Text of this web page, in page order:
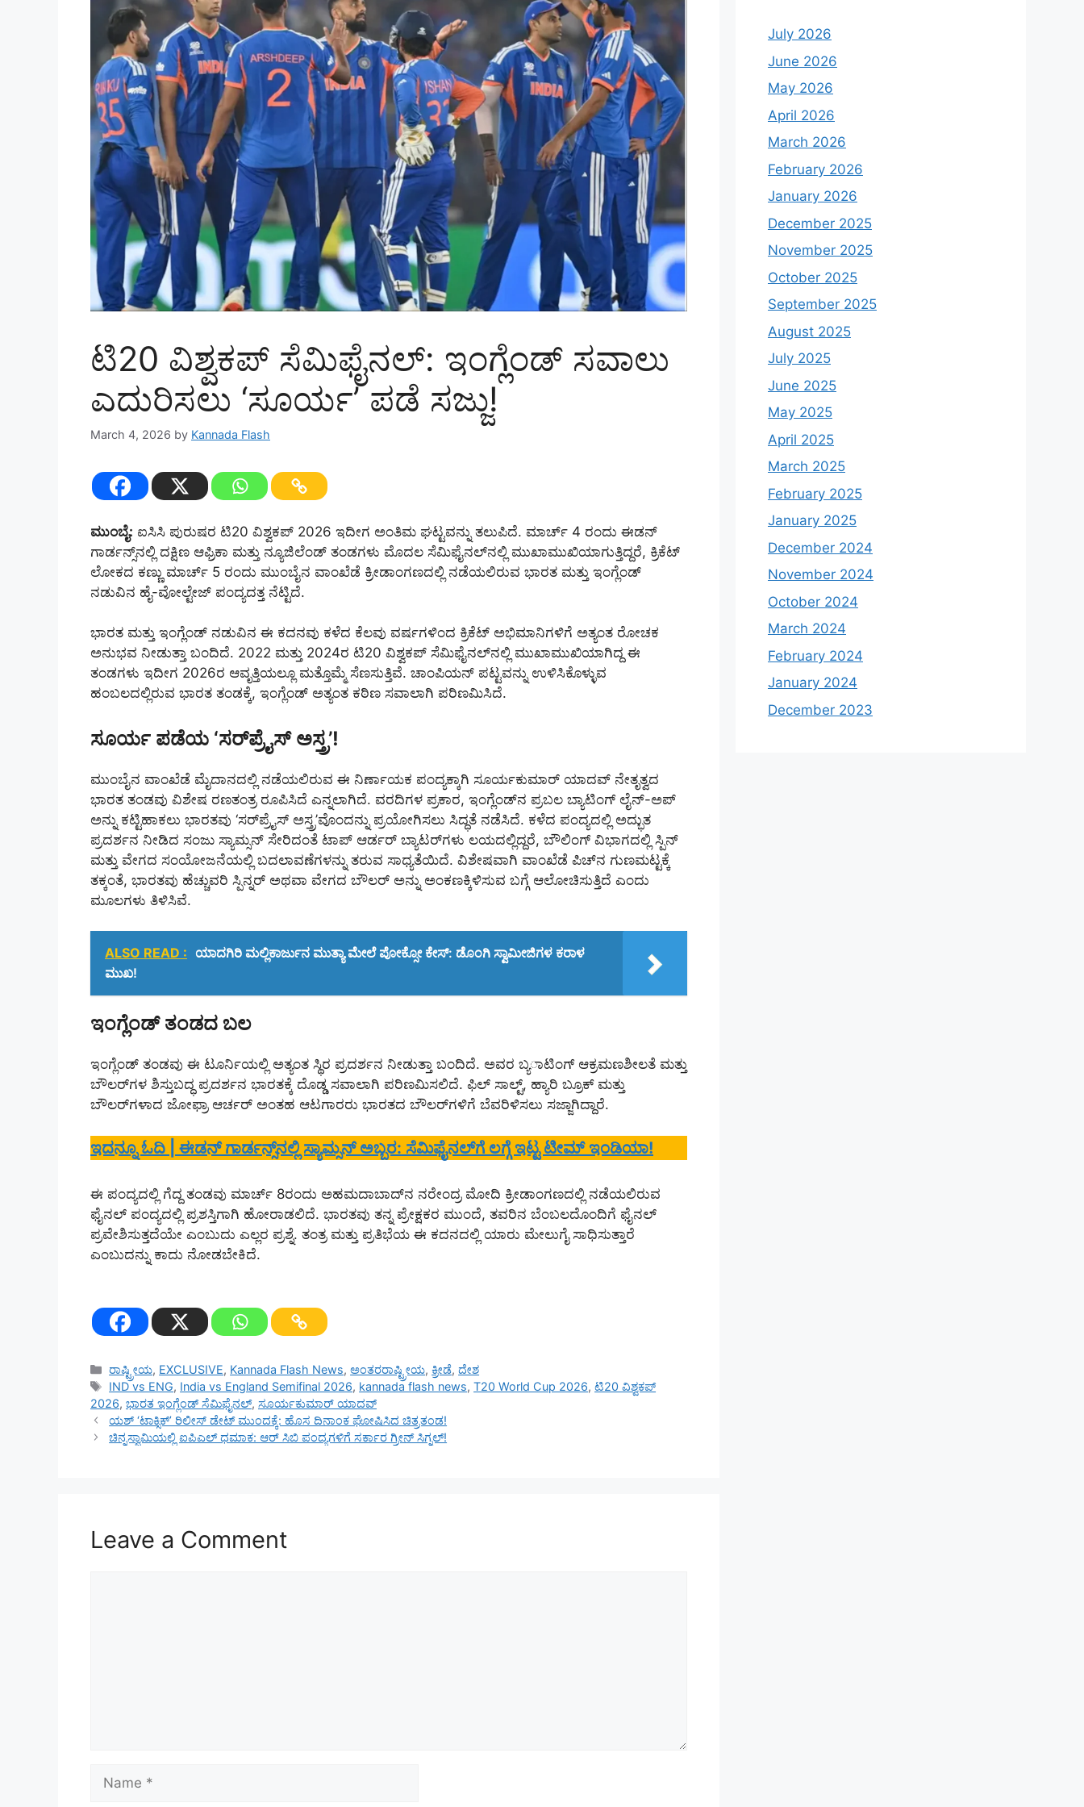
ಟಿ20 ವಿಶ್ವಕಪ್ ಸೆಮಿಫೈನಲ್: ಇಂಗ್ಲೆಂಡ್ ಸವಾಲು
ಎದುರಿಸಲು ‘ಸೂರ್ಯ’ ಪಡೆ ಸಜ್ಜು!
March 4, 2026 by Kannada Flash
ಮುಂಬೈ: ಐಸಿಸಿ ಪುರುಷರ ಟಿ20 ವಿಶ್ವಕಪ್ 2026 ಇದೀಗ ಅಂತಿಮ ಘಟ್ಟವನ್ನು ತಲುಪಿದೆ. ಮಾರ್ಚ್ 4 ರಂದು ಈಡನ್
ಗಾರ್ಡನ್ಸ್‌ನಲ್ಲಿ ದಕ್ಷಿಣ ಆಫ್ರಿಕಾ ಮತ್ತು ನ್ಯೂಜಿಲೆಂಡ್ ತಂಡಗಳು ಮೊದಲ ಸೆಮಿಫೈನಲ್‌ನಲ್ಲಿ ಮುಖಾಮುಖಿಯಾಗುತ್ತಿದ್ದರೆ, ಕ್ರಿಕೆಟ್
ಲೋಕದ ಕಣ್ಣು ಮಾರ್ಚ್ 5 ರಂದು ಮುಂಬೈನ ವಾಂಖೆಡೆ ಕ್ರೀಡಾಂಗಣದಲ್ಲಿ ನಡೆಯಲಿರುವ ಭಾರತ ಮತ್ತು ಇಂಗ್ಲೆಂಡ್
ನಡುವಿನ ಹೈ-ವೋಲ್ಟೇಜ್ ಪಂದ್ಯದತ್ತ ನೆಟ್ಟಿದೆ.
ಭಾರತ ಮತ್ತು ಇಂಗ್ಲೆಂಡ್ ನಡುವಿನ ಈ ಕದನವು ಕಳೆದ ಕೆಲವು ವರ್ಷಗಳಿಂದ ಕ್ರಿಕೆಟ್ ಅಭಿಮಾನಿಗಳಿಗೆ ಅತ್ಯಂತ ರೋಚಕ
ಅನುಭವ ನೀಡುತ್ತಾ ಬಂದಿದೆ. 2022 ಮತ್ತು 2024ರ ಟಿ20 ವಿಶ್ವಕಪ್ ಸೆಮಿಫೈನಲ್‌ನಲ್ಲಿ ಮುಖಾಮುಖಿಯಾಗಿದ್ದ ಈ
ತಂಡಗಳು ಇದೀಗ 2026ರ ಆವೃತ್ತಿಯಲ್ಲೂ ಮತ್ತೊಮ್ಮೆ ಸೆಣಸುತ್ತಿವೆ. ಚಾಂಪಿಯನ್ ಪಟ್ಟವನ್ನು ಉಳಿಸಿಕೊಳ್ಳುವ
ಹಂಬಲದಲ್ಲಿರುವ ಭಾರತ ತಂಡಕ್ಕೆ, ಇಂಗ್ಲೆಂಡ್ ಅತ್ಯಂತ ಕಠಿಣ ಸವಾಲಾಗಿ ಪರಿಣಮಿಸಿದೆ.
ಸೂರ್ಯ ಪಡೆಯ ‘ಸರ್‌ಪ್ರೈಸ್ ಅಸ್ತ್ರ’!
ಮುಂಬೈನ ವಾಂಖೆಡೆ ಮೈದಾನದಲ್ಲಿ ನಡೆಯಲಿರುವ ಈ ನಿರ್ಣಾಯಕ ಪಂದ್ಯಕ್ಕಾಗಿ ಸೂರ್ಯಕುಮಾರ್ ಯಾದವ್ ನೇತೃತ್ವದ
ಭಾರತ ತಂಡವು ವಿಶೇಷ ರಣತಂತ್ರ ರೂಪಿಸಿದೆ ಎನ್ನಲಾಗಿದೆ. ವರದಿಗಳ ಪ್ರಕಾರ, ಇಂಗ್ಲೆಂಡ್‌ನ ಪ್ರಬಲ ಬ್ಯಾಟಿಂಗ್ ಲೈನ್-ಅಪ್
ಅನ್ನು ಕಟ್ಟಿಹಾಕಲು ಭಾರತವು ‘ಸರ್‌ಪ್ರೈಸ್ ಅಸ್ತ್ರ’ವೊಂದನ್ನು ಪ್ರಯೋಗಿಸಲು ಸಿದ್ಧತೆ ನಡೆಸಿದೆ. ಕಳೆದ ಪಂದ್ಯದಲ್ಲಿ ಅದ್ಭುತ
ಪ್ರದರ್ಶನ ನೀಡಿದ ಸಂಜು ಸ್ಯಾಮ್ಸನ್ ಸೇರಿದಂತೆ ಟಾಪ್ ಆರ್ಡರ್ ಬ್ಯಾಟರ್‌ಗಳು ಲಯದಲ್ಲಿದ್ದರೆ, ಬೌಲಿಂಗ್ ವಿಭಾಗದಲ್ಲಿ ಸ್ಪಿನ್
ಮತ್ತು ವೇಗದ ಸಂಯೋಜನೆಯಲ್ಲಿ ಬದಲಾವಣೆಗಳನ್ನು ತರುವ ಸಾಧ್ಯತೆಯಿದೆ. ವಿಶೇಷವಾಗಿ ವಾಂಖೆಡೆ ಪಿಚ್‌ನ ಗುಣಮಟ್ಟಕ್ಕೆ
ತಕ್ಕಂತೆ, ಭಾರತವು ಹೆಚ್ಚುವರಿ ಸ್ಪಿನ್ನರ್ ಅಥವಾ ವೇಗದ ಬೌಲರ್ ಅನ್ನು ಅಂಕಣಕ್ಕಿಳಿಸುವ ಬಗ್ಗೆ ಆಲೋಚಿಸುತ್ತಿದೆ ಎಂದು
ಮೂಲಗಳು ತಿಳಿಸಿವೆ.
ALSO READ : ಯಾದಗಿರಿ ಮಲ್ಲಿಕಾರ್ಜುನ ಮುತ್ಯಾ ಮೇಲೆ ಪೋಕ್ಸೋ ಕೇಸ್: ಡೊಂಗಿ ಸ್ವಾಮೀಜಿಗಳ ಕರಾಳ
ಮುಖ!
ಇಂಗ್ಲೆಂಡ್ ತಂಡದ ಬಲ
ಇಂಗ್ಲೆಂಡ್ ತಂಡವು ಈ ಟೂರ್ನಿಯಲ್ಲಿ ಅತ್ಯಂತ ಸ್ಥಿರ ಪ್ರದರ್ಶನ ನೀಡುತ್ತಾ ಬಂದಿದೆ. ಅವರ ಬ್ಯಾಟಿಂಗ್ ಆಕ್ರಮಣಶೀಲತೆ ಮತ್ತು
ಬೌಲರ್‌ಗಳ ಶಿಸ್ತುಬದ್ಧ ಪ್ರದರ್ಶನ ಭಾರತಕ್ಕೆ ದೊಡ್ಡ ಸವಾಲಾಗಿ ಪರಿಣಮಿಸಲಿದೆ. ಫಿಲ್ ಸಾಲ್ಟ್, ಹ್ಯಾರಿ ಬ್ರೂಕ್ ಮತ್ತು
ಬೌಲರ್‌ಗಳಾದ ಜೋಫ್ರಾ ಆರ್ಚರ್ ಅಂತಹ ಆಟಗಾರರು ಭಾರತದ ಬೌಲರ್‌ಗಳಿಗೆ ಬೆವರಿಳಿಸಲು ಸಜ್ಜಾಗಿದ್ದಾರೆ.
ಇದನ್ನೂ ಓದಿ | ಈಡನ್ ಗಾರ್ಡನ್ಸ್‌ನಲ್ಲಿ ಸ್ಯಾಮ್ಸನ್ ಅಬ್ಬರ: ಸೆಮಿಫೈನಲ್‌ಗೆ ಲಗ್ಗೆ ಇಟ್ಟ ಟೀಮ್ ಇಂಡಿಯಾ!
ಈ ಪಂದ್ಯದಲ್ಲಿ ಗೆದ್ದ ತಂಡವು ಮಾರ್ಚ್ 8ರಂದು ಅಹಮದಾಬಾದ್‌ನ ನರೇಂದ್ರ ಮೋದಿ ಕ್ರೀಡಾಂಗಣದಲ್ಲಿ ನಡೆಯಲಿರುವ
ಫೈನಲ್ ಪಂದ್ಯದಲ್ಲಿ ಪ್ರಶಸ್ತಿಗಾಗಿ ಹೋರಾಡಲಿದೆ. ಭಾರತವು ತನ್ನ ಪ್ರೇಕ್ಷಕರ ಮುಂದೆ, ತವರಿನ ಬೆಂಬಲದೊಂದಿಗೆ ಫೈನಲ್
ಪ್ರವೇಶಿಸುತ್ತದೆಯೇ ಎಂಬುದು ಎಲ್ಲರ ಪ್ರಶ್ನೆ. ತಂತ್ರ ಮತ್ತು ಪ್ರತಿಭೆಯ ಈ ಕದನದಲ್ಲಿ ಯಾರು ಮೇಲುಗೈ ಸಾಧಿಸುತ್ತಾರೆ
ಎಂಬುದನ್ನು ಕಾದು ನೋಡಬೇಕಿದೆ.
Categories
ರಾಷ್ಟ್ರೀಯ, EXCLUSIVE, Kannada Flash News,ಅಂತರರಾಷ್ಟ್ರೀಯ,ಕ್ರೀಡೆ,ದೇಶ
Tags
IND vs ENG, India vs England Semifinal 2026, kannada flash news,T20 World Cup 2026,ಟಿ20 ವಿಶ್ವಕಪ್
2026, ಭಾರತ ಇಂಗ್ಲೆಂಡ್ ಸೆಮಿಫೈನಲ್, ಸೂರ್ಯಕುಮಾರ್ ಯಾದವ್
ಯಶ್‌ ‘ಟಾಕ್ಸಿಕ್’ ರಿಲೀಸ್ ಡೇಟ್‌ ಮುಂದಕ್ಕೆ: ಹೊಸ ದಿನಾಂಕ ಘೋಷಿಸಿದ ಚಿತ್ರತಂಡ!
ಚಿನ್ನಸ್ವಾಮಿಯಲ್ಲಿ ಐಪಿಎಲ್ ಧಮಾಕ: ಆರ್ ಸಿಬಿ ಪಂದ್ಯಗಳಿಗೆ ಸರ್ಕಾರ ಗ್ರೀನ್ ಸಿಗ್ನಲ್!
Leave a Comment
July 2026
June 2026
May 2026
April 2026
March 2026
February 2026
January 2026
December 2025
November 2025
October 2025
September 2025
August 2025
July 2025
June 2025
May 2025
April 2025
March 2025
February 2025
January 2025
December 2024
November 2024
October 2024
March 2024
February 2024
January 2024
December 2023